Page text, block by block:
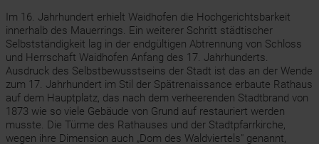
Im 16. Jahrhundert erhielt Waidhofen die Hochgerichtsbarkeit
innerhalb des Mauerrings. Ein weiterer Schritt städtischer
Selbstständigkeit lag in der endgültigen Abtrennung von Schloss
und Herrschaft Waidhofen Anfang des 17. Jahrhunderts.
Ausdruck des Selbstbewusstseins der Stadt ist das an der Wende
zum 17. Jahrhundert im Stil der Spätrenaissance erbaute Rathaus
auf dem Hauptplatz, das nach dem verheerenden Stadtbrand von
1873 wie so viele Gebäude von Grund auf restauriert werden
musste. Die Türme des Rathauses und der Stadtpfarrkirche,
wegen ihre Dimension auch „Dom des Waldviertels" genannt,